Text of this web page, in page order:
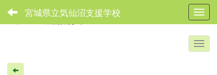
宮城県立気仙沼支援学校